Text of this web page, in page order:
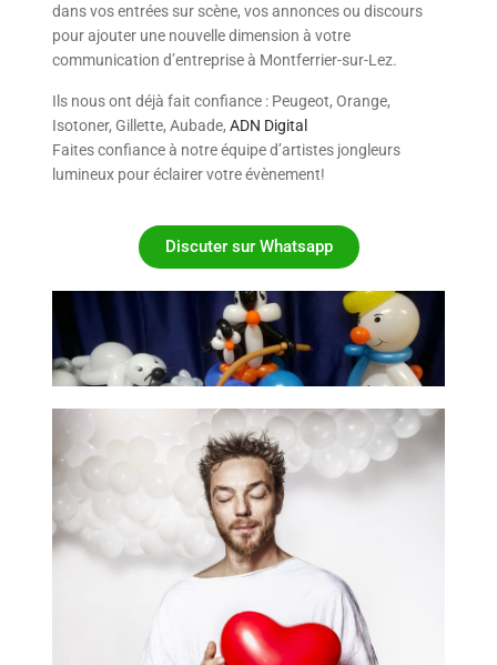
dans vos entrées sur scène, vos annonces ou discours
pour ajouter une nouvelle dimension à votre
communication d’entreprise à Montferrier-sur-Lez.
Ils nous ont déjà fait confiance : Peugeot, Orange,
Isotoner, Gillette, Aubade, ADN Digital
Faites confiance à notre équipe d’artistes jongleurs
lumineux pour éclairer votre évènement!
Discuter sur Whatsapp